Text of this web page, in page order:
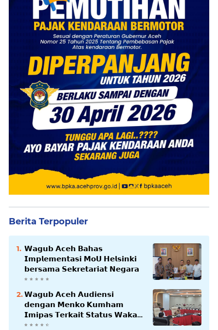
Berita Terpopuler
𝗪𝗮𝗴𝘂𝗯 𝗔𝗰𝗲𝗵 𝗕𝗮𝗵𝗮𝘀
𝗜𝗺𝗽𝗹𝗲𝗺𝗲𝗻𝘁𝗮𝘀𝗶 𝗠𝗼𝗨 𝗛𝗲𝗹𝘀𝗶𝗻𝗸𝗶
𝗯𝗲𝗿𝘀𝗮𝗺𝗮 𝗦𝗲𝗸𝗿𝗲𝘁𝗮𝗿𝗶𝗮𝘁 𝗡𝗲𝗴𝗮𝗿𝗮
𝗪𝗮𝗴𝘂𝗯 𝗔𝗰𝗲𝗵 𝗔𝘂𝗱𝗶𝗲𝗻𝘀𝗶
𝗱𝗲𝗻𝗴𝗮𝗻 𝗠𝗲𝗻𝗸𝗼 𝗞𝘂𝗺𝗵𝗮𝗺
𝗜𝗺𝗶𝗽𝗮𝘀 𝗧𝗲𝗿𝗸𝗮𝗶𝘁 𝗦𝘁𝗮𝘁𝘂𝘀 𝗪𝗮𝗸𝗮𝗳
𝗕𝗹𝗮𝗻𝗴𝗽𝗮𝗱𝗮𝗻𝗴